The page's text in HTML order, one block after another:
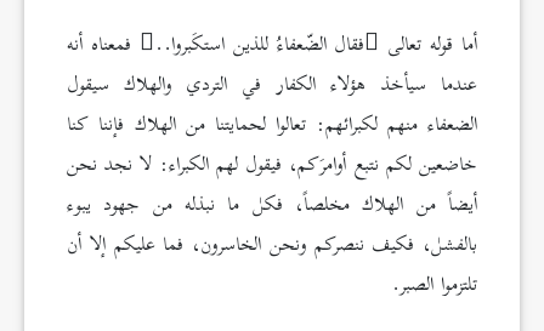
أما قوله تعالى فقال الضّعفاءُ للذين استكَبروا..
فمعناه أنه
عندما سيأخذ هؤلاء الكفار في التردي والهلاك سيقول
الضعفاء منهم لكبرائهم: تعالوا لحمايتنا من الهلاك فإننا كنا
خاضعين لكم نتبع أوامرَكم، فيقول لهم الكبراء: لا نجد نحن
أيضاً من الهلاك مخلصاً، فكل ما نبذله من جهود يبوء
بالفشل، فكيف ننصركم ونحن الخاسرون، فما عليكم إلا أن
تلتزموا الصبر.